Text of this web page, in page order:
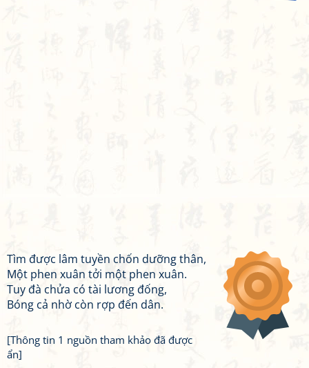
Tìm được lâm tuyền chốn dưỡng thân,
Một phen xuân tởi một phen xuân.
Tuy đà chửa có tài lương đống,
Bóng cả nhờ còn rợp đến dân.
[Thông tin 1 nguồn tham khảo đã được
ẩn]